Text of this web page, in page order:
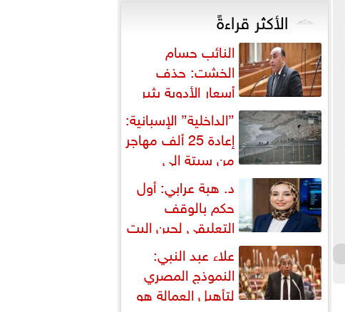
الأكثر قراءةً
النائب حسام
الخشت: حذف
أسعار الأدوية يثير
إشكالية دستورية ويهدد حق
المواطن...
”الداخلية” الإسبانية:
إعادة 25 ألف مهاجر
من سبتة إلى
المغرب... وارتفاع حصيلة...
د. هبة عرابي: أول
حكم بالوقف
التعليقي لحين البت
في الطعن على... علاء عبد النبي:
النموذج المصري
لتأهيل العمالة هو